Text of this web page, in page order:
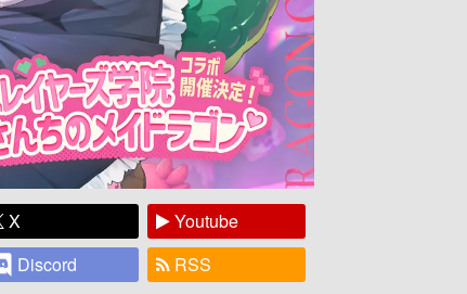
X
Youtube
Discord
RSS